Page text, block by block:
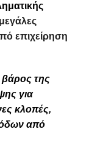
μεγάλες
επιχείρηση
της
για
κλοπές,
από